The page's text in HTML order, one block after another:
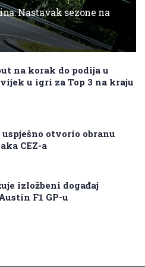
Nastavak sezone na
na korak do podija u
u igri za Top 3 na kraju
otvorio obranu
CEZ-a
izložbeni događaj
F1 GP-u